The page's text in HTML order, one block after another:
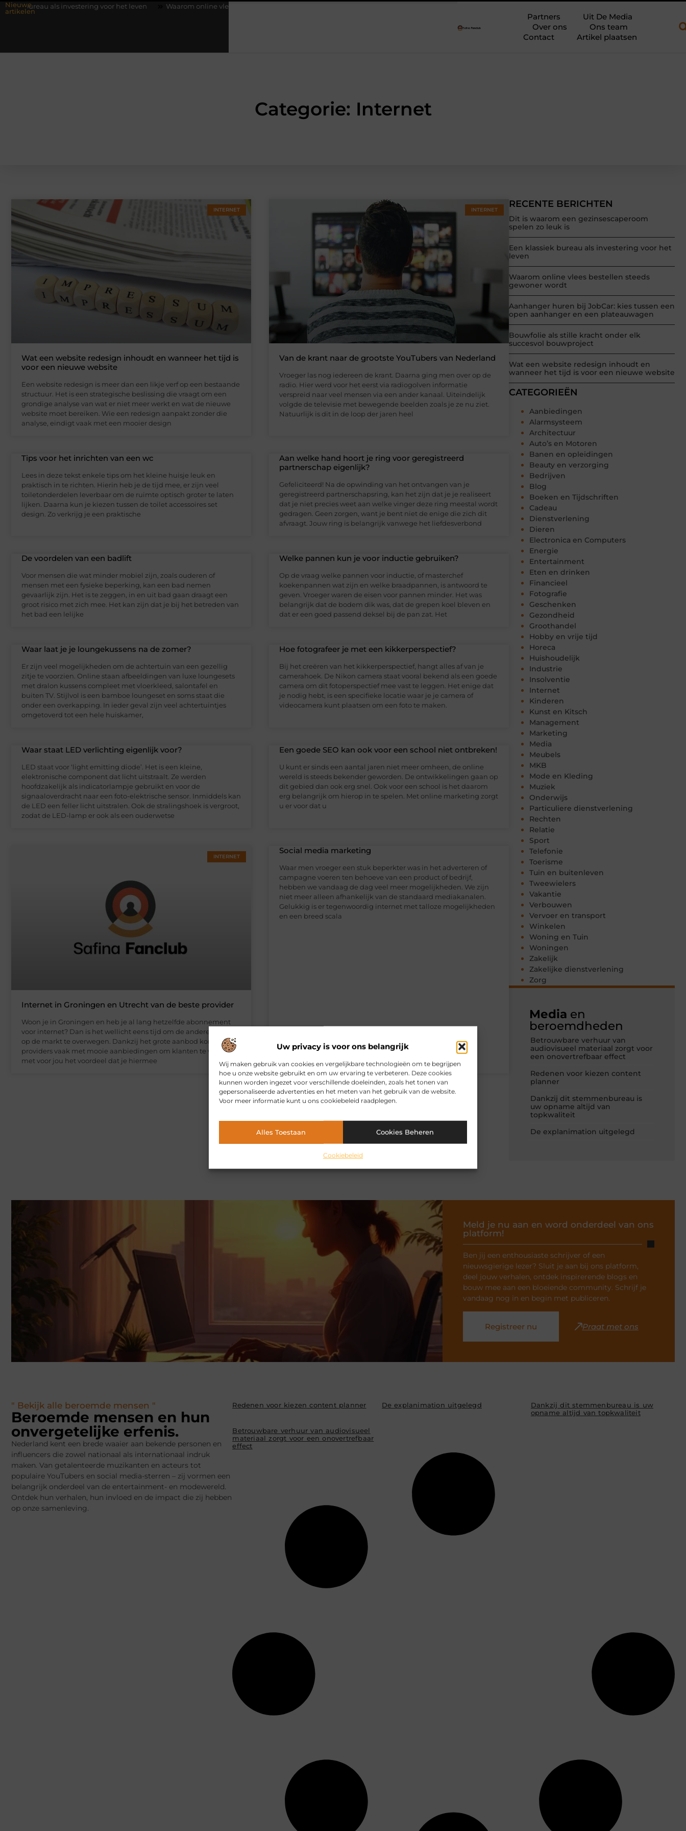
Uw privacy is voor ons belangrijk
Wij maken gebruik van cookies en vergelijkbare technologieën om te begrijpen
hoe u onze website gebruikt en om uw ervaring te verbeteren. Deze cookies
kunnen worden ingezet voor verschillende doeleinden, zoals het tonen van
gepersonaliseerde advertenties en het meten van het gebruik van de website.
Voor meer informatie kunt u ons cookiebeleid raadplegen.
Alles Toestaan Cookies Beheren
Cookiebeleid
Nieuwe
artikelen
investering voor het leven Waarom online vlees bestellen steeds gewoner wordt
Partners
Uit De Media
Over ons
Ons team
Contact
Artikel plaatsen
Categorie: Internet
RECENTE BERICHTEN
Dit is waarom een gezinsescaperoom
spelen zo leuk is
Een klassiek bureau als investering voor het
leven
Waarom online vlees bestellen steeds
gewoner wordt
Aanhanger huren bij JobCar: kies tussen een
open aanhanger en een plateauwagen
Bouwfolie als stille kracht onder elk
succesvol bouwproject
Wat een website redesign inhoudt en
wanneer het tijd is voor een nieuwe website
CATEGORIEËN
Aanbiedingen
Alarmsysteem
Architectuur
Auto’s en Motoren
Banen en opleidingen
Beauty en verzorging
Bedrijven
Blog
Boeken en Tijdschriften
Cadeau
Dienstverlening
Dieren
Electronica en Computers
Energie
Entertainment
Eten en drinken
Financieel
Fotografie
Geschenken
Gezondheid
Groothandel
Hobby en vrije tijd
Horeca
Huishoudelijk
Industrie
Insolventie
Internet
Kinderen
Kunst en Kitsch
Management
Marketing
Media
Meubels
MKB
Mode en Kleding
Muziek
Onderwijs
Particuliere dienstverlening
Rechten
Relatie
Sport
Telefonie
Toerisme
Tuin en buitenleven
Tweewielers
Vakantie
Verbouwen
Vervoer en transport
Winkelen
Woning en Tuin
Woningen
Zakelijk
Zakelijke dienstverlening
Zorg
Media en
beroemdheden
Betrouwbare verhuur van
audiovisueel materiaal zorgt voor
een onovertrefbaar effect
Redenen voor kiezen content
planner
Dankzij dit stemmenbureau is
uw opname altijd van
topkwaliteit
De explanimation uitgelegd
INTERNET
Wat een website redesign inhoudt en wanneer het tijd is
voor een nieuwe website
Een website redesign is meer dan een likje verf op een bestaande
structuur. Het is een strategische beslissing die vraagt om een
grondige analyse van wat er niet meer werkt en wat de nieuwe
website moet bereiken. Wie een redesign aanpakt zonder die
analyse, eindigt vaak met een mooier design
INTERNET
Van de krant naar de grootste YouTubers van Nederland
Vroeger las nog iedereen de krant. Daarna ging men over op de
radio. Hier werd voor het eerst via radiogolven informatie
verspreid naar veel mensen via een ander kanaal. Uiteindelijk
volgde de televisie met bewegende beelden zoals je ze nu ziet.
Natuurlijk is dit in de loop der jaren heel
Tips voor het inrichten van een wc
Lees in deze tekst enkele tips om het kleine huisje leuk en
praktisch in te richten. Hierin heb je de tijd mee, er zijn veel
toiletonderdelen leverbaar om de ruimte optisch groter te laten
lijken. Daarna kun je kiezen tussen de toilet accessoires set
design. Zo verkrijg je een praktische
Aan welke hand hoort je ring voor geregistreerd
partnerschap eigenlijk?
Gefeliciteerd! Na de opwinding van het ontvangen van je
geregistreerd partnerschapsring, kan het zijn dat je je realiseert
dat je niet precies weet aan welke vinger deze ring meestal wordt
gedragen. Geen zorgen, want je bent niet de enige die zich dit
afvraagt. Jouw ring is belangrijk vanwege het liefdesverbond
De voordelen van een badlift
Voor mensen die wat minder mobiel zijn, zoals ouderen of
mensen met een fysieke beperking, kan een bad nemen
gevaarlijk zijn. Het is te zeggen, in en uit bad gaan draagt een
groot risico met zich mee. Het kan zijn dat je bij het betreden van
het bad een lelijke
Welke pannen kun je voor inductie gebruiken?
Op de vraag welke pannen voor inductie, of masterchef
koekenpannen wat zijn en welke braadpannen, is antwoord te
geven. Vroeger waren de eisen voor pannen minder. Het was
belangrijk dat de bodem dik was, dat de grepen koel bleven en
dat er een goed passend deksel bij de pan zat. Het
Waar laat je je loungekussens na de zomer?
Er zijn veel mogelijkheden om de achtertuin van een gezellig
zitje te voorzien. Online staan afbeeldingen van luxe loungesets
met dralon kussens compleet met vloerkleed, salontafel en
buiten TV. Stijlvol is een bamboe loungeset en soms staat die
onder een overkapping. In ieder geval zijn veel achtertuintjes
omgetoverd tot een hele huiskamer,
Hoe fotografeer je met een kikkerperspectief?
Bij het creëren van het kikkerperspectief, hangt alles af van je
camerahoek. De Nikon camera staat vooral bekend als een goede
camera om dit fotoperspectief mee vast te leggen. Het enige dat
je nodig hebt, is een specifieke locatie waar je je camera of
videocamera kunt plaatsen om een foto te maken.
Waar staat LED verlichting eigenlijk voor?
LED staat voor ‘light emitting diode’. Het is een kleine,
elektronische component dat licht uitstraalt. Ze werden
hoofdzakelijk als indicatorlampje gebruikt en voor de
signaaloverdracht naar een foto-elektrische sensor. Inmiddels kan
de LED een feller licht uitstralen. Ook de stralingshoek is vergroot,
zodat de LED-lamp er ook als een ouderwetse
Een goede SEO kan ook voor een school niet ontbreken!
U kunt er sinds een aantal jaren niet meer omheen, de online
wereld is steeds bekender geworden. De ontwikkelingen gaan op
dit gebied dan ook erg snel. Ook voor een school is het daarom
erg belangrijk om hierop in te spelen. Met online marketing zorgt
u er voor dat u
INTERNET
Internet in Groningen en Utrecht van de beste provider
Woon je in Groningen en heb je al lang hetzelfde abonnement
voor internet? Dan is het wellicht eens tijd om de andere opties
op de markt te overwegen. Dankzij het grote aanbod komen
providers vaak met mooie aanbiedingen om klanten te werven,
met voor jou het voordeel dat je hiermee
Social media marketing
Waar men vroeger een stuk beperkter was in het adverteren of
campagne voeren ten behoeve van een product of bedrijf,
hebben we vandaag de dag veel meer mogelijkheden. We zijn
niet meer alleen afhankelijk van de standaard mediakanalen.
Gelukkig is er tegenwoordig internet met talloze mogelijkheden
en een breed scala
Meld je nu aan en word onderdeel van ons
platform!
Ben jij een enthousiaste schrijver of een
nieuwsgierige lezer? Sluit je aan bij ons platform,
deel jouw verhalen, ontdek inspirerende blogs en
bouw mee aan een bloeiende community. Schrijf je
vandaag nog in en begin met publiceren.
Registreer nu Praat met ons
" Bekijk alle beroemde mensen "
Beroemde mensen en hun
onvergetelijke erfenis.
Nederland kent een brede waaier aan bekende personen en
influencers die zowel nationaal als internationaal indruk
maken. Van getalenteerde muzikanten en acteurs tot
populaire YouTubers en social media-sterren – zij vormen een
belangrijk onderdeel van de entertainment- en modewereld.
Ontdek hun verhalen, hun invloed en de impact die zij hebben
op onze samenleving.
Redenen voor kiezen content planner De explanimation uitgelegd
Dankzij dit stemmenbureau is uw
opname altijd van topkwaliteit
Betrouwbare verhuur van audiovisueel
materiaal zorgt voor een onovertrefbaar
effect